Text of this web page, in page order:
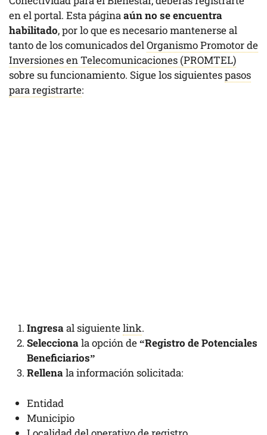
en el portal. Esta página aún no se encuentra
habilitado, por lo que es necesario mantenerse al
tanto de los comunicados delOrganismo Promotor de
Inversiones en Telecomunicaciones (PROMTEL)
sobre su funcionamiento. Sigue los siguientespasos
para registrarte:
Ingresaal siguientelink.
Seleccionala opción de“Registro de Potenciales
Beneficiarios”
Rellenala información solicitada:
Entidad
Municipio